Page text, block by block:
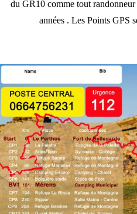
du GR10 comme tout
années . Les Points GPS